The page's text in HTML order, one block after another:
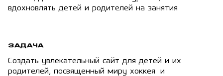
вдохновлять детей и родителей на занятия
ЗАДАЧА
Создать увлекательный сайт для детей и их
родителей, посвященный миру хоккея и